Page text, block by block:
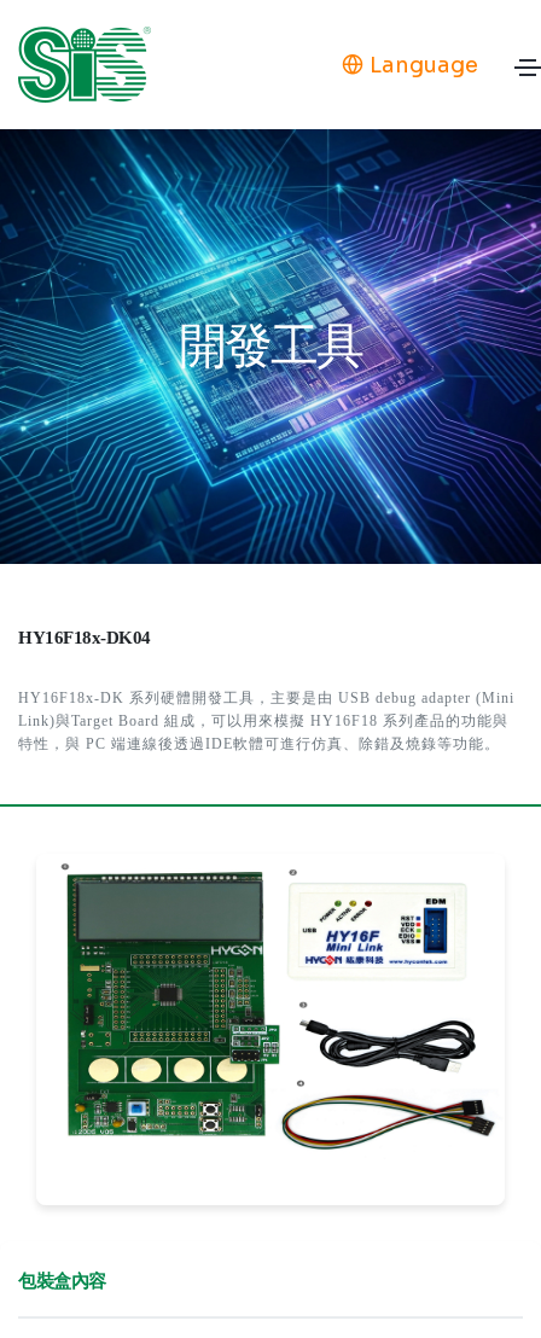
Language
開發工具
HY16F18x-DK04
HY16F18x-DK 系列硬體開發工具，主要是由 USB debug adapter (Mini
Link)與Target Board 組成，可以用來模擬 HY16F18 系列產品的功能與
特性，與 PC 端連線後透過IDE軟體可進行仿真、除錯及燒錄等功能。
包裝盒內容